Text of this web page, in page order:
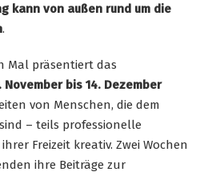
kann von außen rund um die
.
Mal präsentiert das
November bis 14. Dezember
von Menschen, die dem
– teils professionelle
Freizeit kreativ. Zwei Wochen
ihre Beiträge zur